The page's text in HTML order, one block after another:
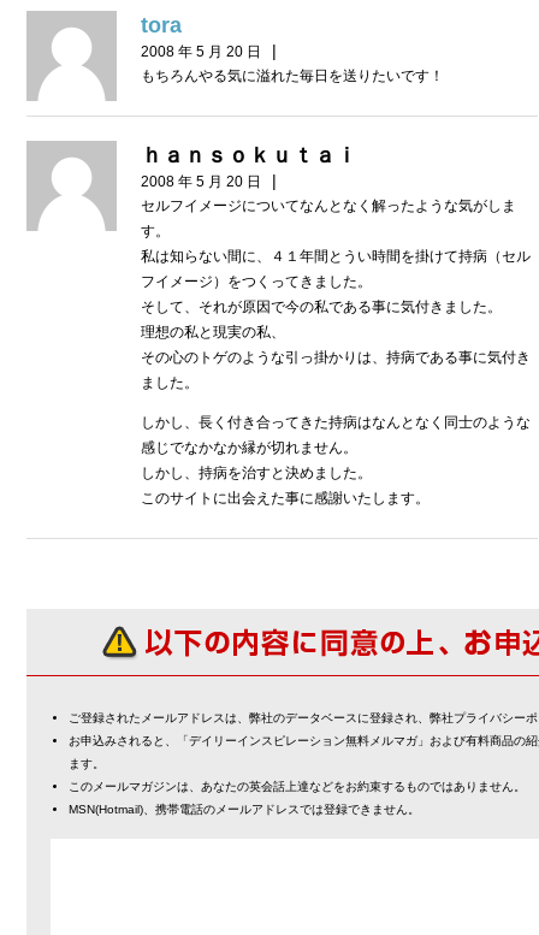
tora
2008 年 5 月 20 日 |
もちろんやる気に溢れた毎日を送りたいです！
ｈａｎｓｏｋｕｔａｉ
2008 年 5 月 20 日 |
セルフイメージについてなんとなく解ったような気がしま
す。
私は知らない間に、４１年間とうい時間を掛けて持病（セル
フイメージ）をつくってきました。
そして、それが原因で今の私である事に気付きました。
理想の私と現実の私、
その心のトゲのような引っ掛かりは、持病である事に気付き
ました。
しかし、長く付き合ってきた持病はなんとなく同士のような
感じでなかなか縁が切れません。
しかし、持病を治すと決めました。
このサイトに出会えた事に感謝いたします。
ご登録されたメールアドレスは、弊社のデータベースに登録され、弊社プライバシー
お申込みされると、「デイリーインスピレーション無料メルマガ」および有料商品の
ます。
このメールマガジンは、あなたの英会話上達などをお約束するものではありません。
MSN(Hotmail)、携帯電話のメールアドレスでは登録できません。